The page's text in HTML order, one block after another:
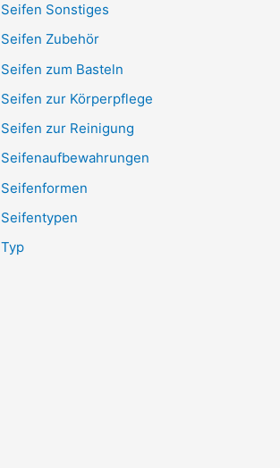
Seifen Sonstiges
Seifen Zubehör
Seifen zum Basteln
Seifen zur Körperpflege
Seifen zur Reinigung
Seifenaufbewahrungen
Seifenformen
Seifentypen
Typ